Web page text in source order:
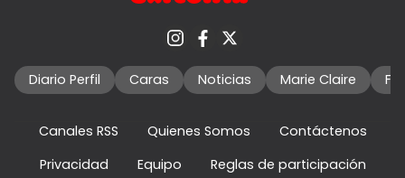
Diario Perfil Caras Noticias Marie Claire
Canales RSS Quienes Somos
Contáctenos
Privacidad
Equipo Reglas de participación